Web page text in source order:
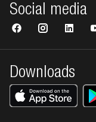
Downloads
Social media